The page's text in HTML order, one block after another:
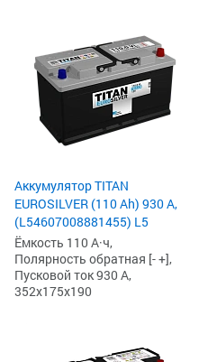
Аккумулятор TITAN
EUROSILVER (110 Ah) 930 А,
(L54607008881455) L5
Ёмкость 110 А·ч,
Полярность обратная [- +],
Пусковой ток 930 А,
352x175x190